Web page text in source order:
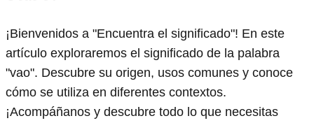
¡Bienvenidos a "Encuentra el significado"! En este
artículo exploraremos el significado de la palabra
"vao". Descubre su origen, usos comunes y conoce
cómo se utiliza en diferentes contextos.
¡Acompáñanos y descubre todo lo que necesitas